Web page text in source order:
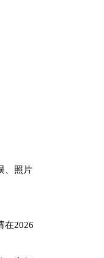
、照片
在2026